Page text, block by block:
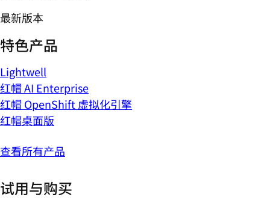
最新版本
特色产品
Lightwell
红帽 AI Enterprise
红帽 OpenShift 虚拟化引擎
红帽桌面版
查看所有产品
试用与购买